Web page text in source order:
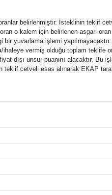
belirlenmiştir. İsteklinin teklif
o kalem için belirlenen asgari
yuvarlama işlemi
vermiş olduğu toplam teklife
dışı unsur puanını alacaktır. Bu
cetveli esas alınarak EKAP